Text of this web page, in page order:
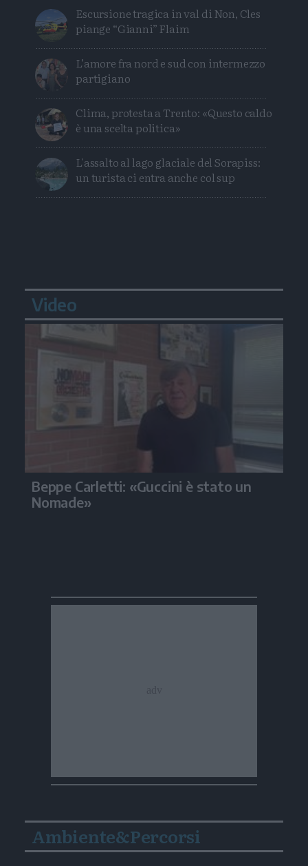
Escursione tragica in val di Non, Cles
piange “Gianni” Flaim
L’amore fra nord e sud con intermezzo
partigiano
Clima, protesta a Trento: «Questo caldo
è una scelta politica»
L'assalto al lago glaciale del Sorapiss:
un turista ci entra anche col sup
Video
Beppe Carletti: «Guccini è stato un
Nomade»
Ambiente&Percorsi